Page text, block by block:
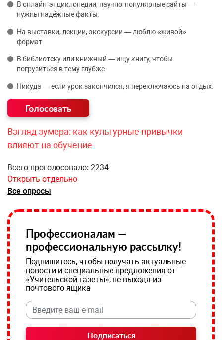
В онлайн‑энциклопедии, научно‑популярные сайты —
нужны надёжные факты.
На выставки, лекции, экскурсии — люблю «живой»
формат.
В библиотеку или книжный — ищу книгу, чтобы
погрузиться в тему глубже.
Никуда — если урок закончился, я переключаюсь на отдых.
Взгляд зумера: как культурные привычки
влияют на обучение
Всего проголосовало: 2234
Открыть отдельно
Все опросы
Профессионалам —
профессиональную рассылку!
Подпишитесь, чтобы получать актуальные
новости и специальные предложения от
«Учительской газеты», не выходя из
почтового ящика
Подписаться